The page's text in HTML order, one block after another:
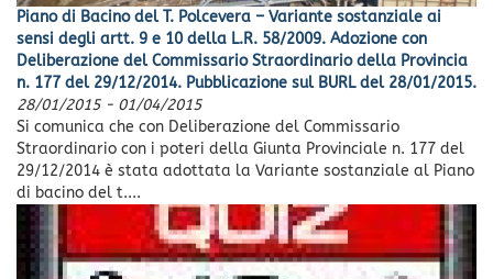
Piano di Bacino del T. Polcevera – Variante sostanziale ai
sensi degli artt. 9 e 10 della L.R. 58/2009. Adozione con
Deliberazione del Commissario Straordinario della Provincia
n. 177 del 29/12/2014. Pubblicazione sul BURL del 28/01/2015.
28/01/2015- 01/04/2015
Si comunica che con Deliberazione del Commissario
Straordinario con i poteri della Giunta Provinciale n. 177 del
29/12/2014 è stata adottata la Variante sostanziale al Piano
di bacino del t....